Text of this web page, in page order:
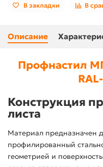
В закладки В
Описание
Профнастил
Конструкция
листа
Материал предназначен
профилированный
геометрией и